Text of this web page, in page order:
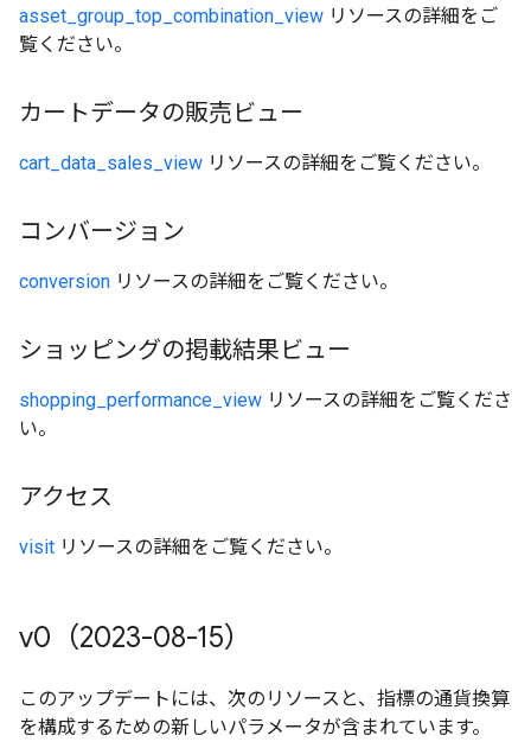
asset_group_top_combination_view リソースの詳細をご
覧ください。
カートデータの販売ビュー
cart_data_sales_view リソースの詳細をご覧ください。
コンバージョン
conversion リソースの詳細をご覧ください。
ショッピングの掲載結果ビュー
shopping_performance_view リソースの詳細をご覧くださ
い。
アクセス
visit リソースの詳細をご覧ください。
v0（2023-08-15）
このアップデートには、次のリソースと、指標の通貨換算
を構成するための新しいパラメータが含まれています。